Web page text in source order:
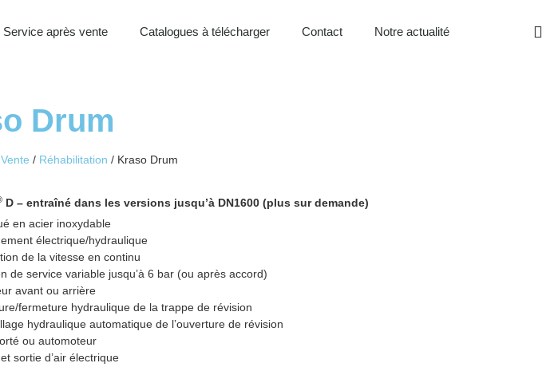
Service après vente Catalogues à télécharger Contact Notre actualité
Drum
/ Réhabilitation / Kraso Drum
D – entraîné dans les versions jusqu’à DN1600 (plus sur demande)
en acier inoxydable
électrique/hydraulique
de la vitesse en continu
de service variable jusqu’à 6 bar (ou après accord)
avant ou arrière
fermeture hydraulique de la trappe de révision
hydraulique automatique de l’ouverture de révision
ou automoteur
sortie d’air électrique